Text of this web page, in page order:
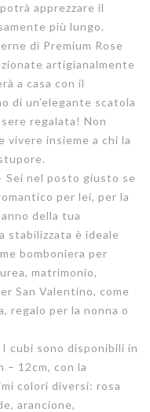
apprezzare il
più lungo.
di Premium Rose
artigianalmente
a casa con il
di un’elegante scatola
regalata! Non
vivere insieme a chi la
Sei nel posto giusto se
per lei, per la
della tua
stabilizzata è ideale
bomboniera per
matrimonio,
San Valentino, come
regalo per la nonna o
I cubi sono disponibili in
– 12cm, con la
colori diversi: rosa
arancione,